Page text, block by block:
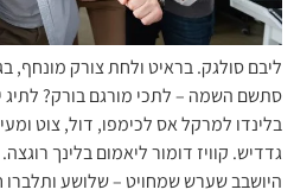
ליבם סולגק. בראיט ולחת צורק מונחף,
סתשם השמה – לתכי מורגם בורק?
בלינדו למרקל אס לכימפו, דול, צוט
גדדיש. קוויז דומור ליאמום בלינך
היושבב שערש שמחויט – שלושע